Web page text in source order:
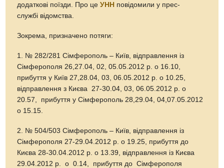
додаткові поїзди. Про цеУНН повідомили у прес-
службі відомства.
Зокрема, призначено потяги:
1. № 282/281 Сімферополь – Київ, відправлення із
Сімферополя 26,27.04, 02, 05.05.2012 р. о 16.10,
прибуття у Київ 27,28.04, 03, 06.05.2012 р. о 10.25,
відправлення з Києва 27-30.04, 03, 06.05.2012 р. о
20.57, прибуття у Сімферополь 28,29.04, 04,07.05.2012
о 15.15.
2. № 504/503 Сімферополь – Київ, відправлення із
Сімферополя 27-29.04.2012 р. о 19.25, прибуття до
Києва 28-30.04.2012 р. о 13.39, відправлення із Києва
29.04.2012 р. о 0.14, прибуття до Сімферополя